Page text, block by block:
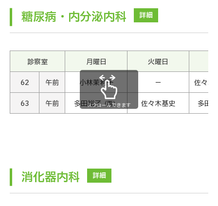
糖尿病・内分泌内科 詳細
診察室 月曜日 火曜日
62 午前 小林茉利子 − 佐々木
63 午前 多田裕子（再） 佐々木基史 多田
スクロールできます
消化器内科 詳細